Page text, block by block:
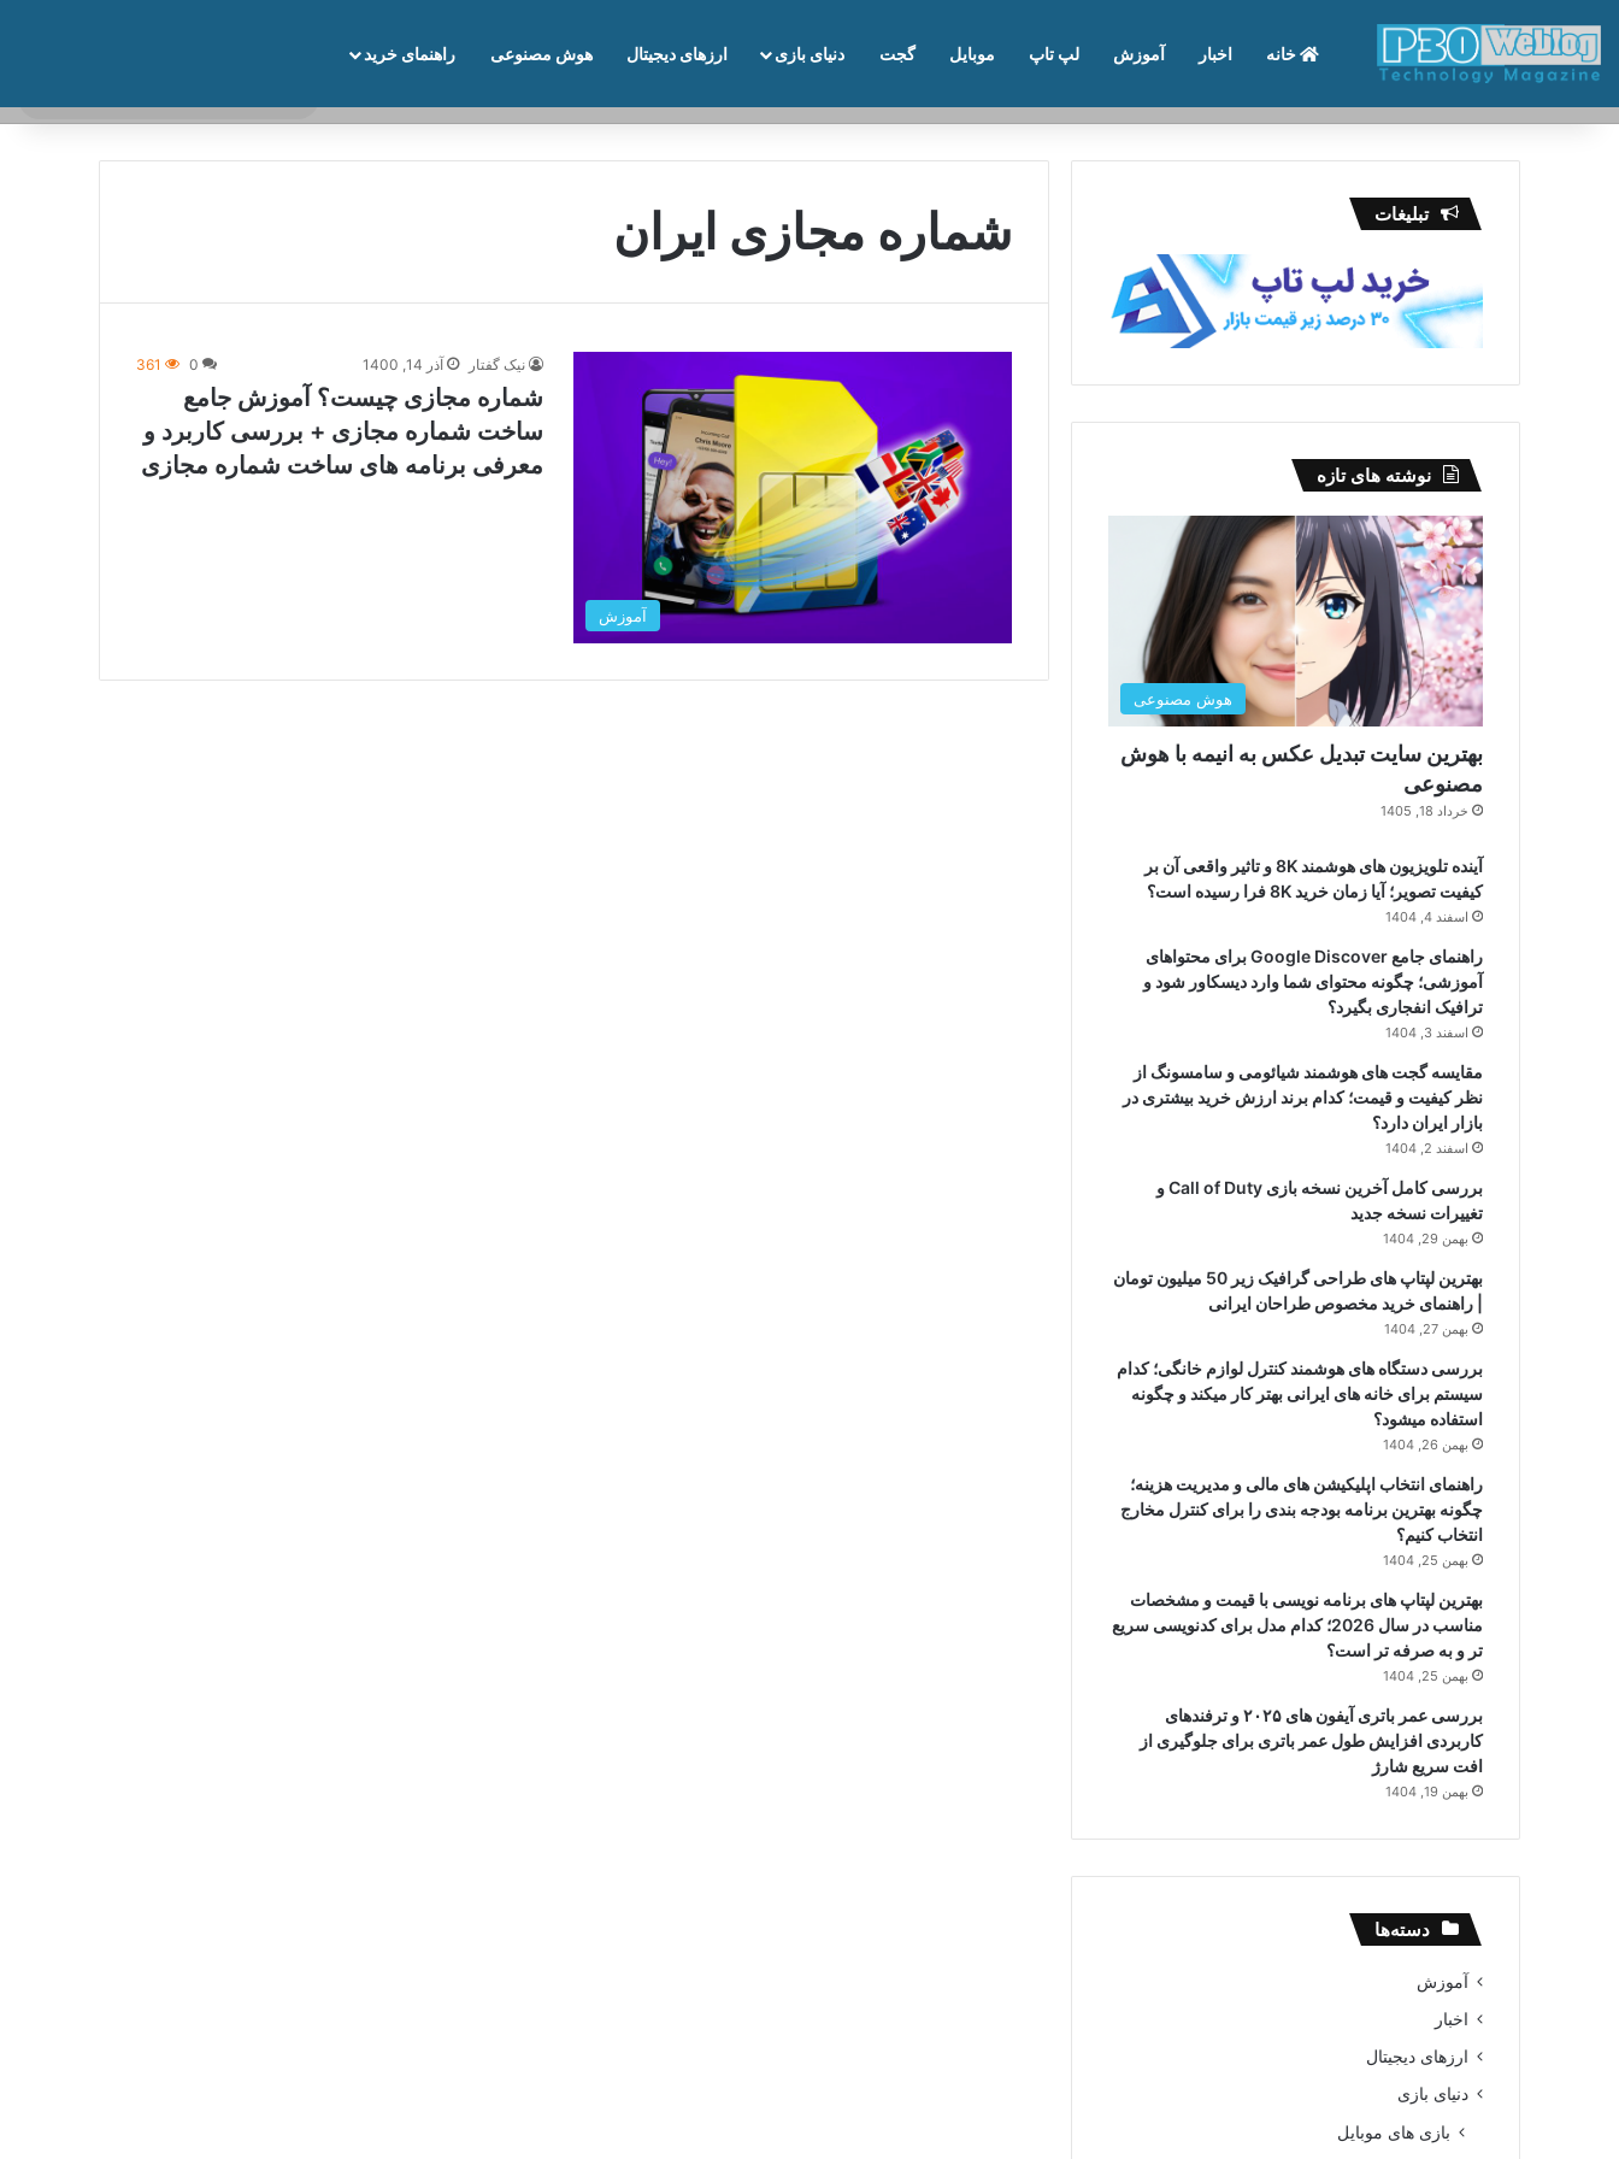
خانه اخبار آموزش لپ تاپ موبایل گجت دنیای بازی ارزهای دیجیتال هوش مصنوعی راهنمای خرید
شماره مجازی ایران
آموزش
نیک گفتار آذر 14, 1400 0
361
شماره مجازی چیست؟ آموزش جامع
ساخت شماره مجازی + بررسی کاربرد و
معرفی برنامه های ساخت شماره مجازی
تبلیغات
نوشته های تازه
هوش مصنوعی
بهترین سایت تبدیل عکس به انیمه با هوش
مصنوعی
خرداد 18, 1405
آینده تلویزیون های هوشمند 8K و تاثیر واقعی آن بر
کیفیت تصویر؛ آیا زمان خرید 8K فرا رسیده است؟
اسفند 4, 1404
راهنمای جامع Google Discover برای محتواهای
آموزشی؛ چگونه محتوای شما وارد دیسکاور شود و
ترافیک انفجاری بگیرد؟
اسفند 3, 1404
مقایسه گجت های هوشمند شیائومی و سامسونگ از
نظر کیفیت و قیمت؛ کدام برند ارزش خرید بیشتری در
بازار ایران دارد؟
اسفند 2, 1404
بررسی کامل آخرین نسخه بازی Call of Duty و
تغییرات نسخه جدید
بهمن 29, 1404
بهترین لپتاپ های طراحی گرافیک زیر 50 میلیون تومان
| راهنمای خرید مخصوص طراحان ایرانی
بهمن 27, 1404
بررسی دستگاه های هوشمند کنترل لوازم خانگی؛ کدام
سیستم برای خانه های ایرانی بهتر کار میکند و چگونه
استفاده میشود؟
بهمن 26, 1404
راهنمای انتخاب اپلیکیشن های مالی و مدیریت هزینه؛
چگونه بهترین برنامه بودجه بندی را برای کنترل مخارج
انتخاب کنیم؟
بهمن 25, 1404
بهترین لپتاپ های برنامه نویسی با قیمت و مشخصات
مناسب در سال 2026؛ کدام مدل برای کدنویسی سریع
تر و به صرفه تر است؟
بهمن 25, 1404
بررسی عمر باتری آیفون های ۲۰۲۵ و ترفندهای
کاربردی افزایش طول عمر باتری برای جلوگیری از
افت سریع شارژ
بهمن 19, 1404
دسته‌ها
آموزش
اخبار
ارزهای دیجیتال
دنیای بازی
بازی های موبایل